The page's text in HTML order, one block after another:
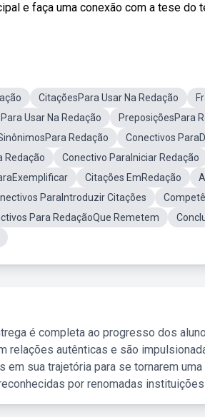
e faça uma conexão com a tese do
CitaçõesPara Usar Na Redação
Usar Na Redação PreposiçõesPara
Redação Conectivos
Redação Conectivo ParaIniciar Redação
Citações EmRedação
ParaIntroduzir Citações
Para RedaçãoQue Remetem
é completa ao progresso dos
relações autênticas e são
em sua trajetória para se tornarem
por renomadas